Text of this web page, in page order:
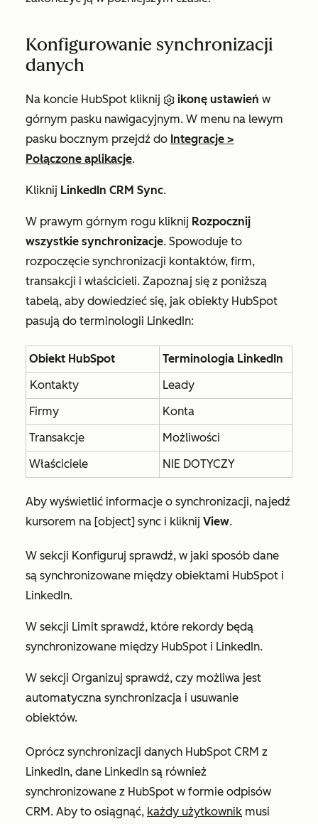
Konfigurowanie synchronizacji
danych
Na koncie HubSpot kliknij ikonę ustawień w
górnym pasku nawigacyjnym. W menu na lewym
pasku bocznym przejdź do Integracje >
Połączone aplikacje.
Kliknij LinkedIn CRM Sync.
W prawym górnym rogu kliknij Rozpocznij
wszystkie synchronizacje. Spowoduje to
rozpoczęcie synchronizacji kontaktów, firm,
transakcji i właścicieli. Zapoznaj się z poniższą
tabelą, aby dowiedzieć się, jak obiekty HubSpot
pasują do terminologii LinkedIn:
Obiekt HubSpot
Terminologia LinkedIn
Kontakty
Leady
Firmy
Konta
Transakcje
Możliwości
Właściciele
NIE DOTYCZY
Aby wyświetlić informacje o synchronizacji, najedź
kursorem na [object] sync i kliknij View.
W sekcji Konfiguruj sprawdź, w jaki sposób dane
są synchronizowane między obiektami HubSpot i
LinkedIn.
W sekcji Limit sprawdź, które rekordy będą
synchronizowane między HubSpot i LinkedIn.
W sekcji Organizuj sprawdź, czy możliwa jest
automatyczna synchronizacja i usuwanie
obiektów.
Oprócz synchronizacji danych HubSpot CRM z
LinkedIn, dane LinkedIn są również
synchronizowane z HubSpot w formie odpisów
CRM. Aby to osiągnąć, każdy użytkownik musi